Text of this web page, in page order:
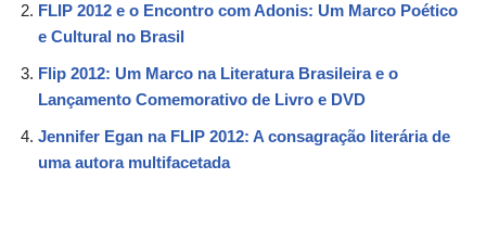
FLIP 2012 e o Encontro com Adonis: Um Marco Poético
e Cultural no Brasil
Flip 2012: Um Marco na Literatura Brasileira e o
Lançamento Comemorativo de Livro e DVD
Jennifer Egan na FLIP 2012: A consagração literária de
uma autora multifacetada